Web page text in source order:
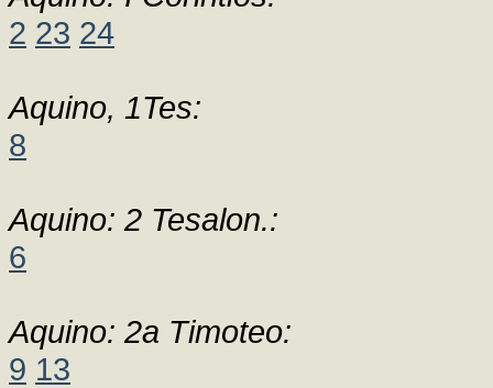
2 23 24
Aquino, 1Tes:
8
Aquino: 2 Tesalon.:
6
Aquino: 2a Timoteo:
9 13